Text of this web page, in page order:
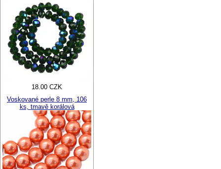
18.00 CZK
Voskované perle 8 mm, 106
ks, tmavě korálová